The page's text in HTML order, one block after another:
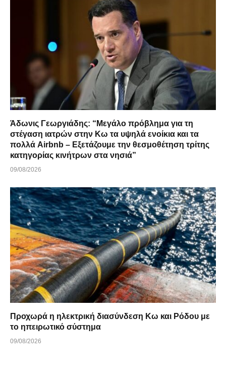
Άδωνις Γεωργιάδης: “Μεγάλο πρόβλημα για τη
στέγαση ιατρών στην Κω τα υψηλά ενοίκια και τα
πολλά Airbnb – Εξετάζουμε την θεσμοθέτηση τρίτης
κατηγορίας κινήτρων στα νησιά”
09/08/2026
Προχωρά η ηλεκτρική διασύνδεση Κω και Ρόδου με
το ηπειρωτικό σύστημα
09/08/2026